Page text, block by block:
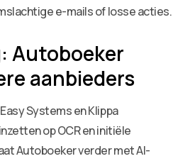
e-mails of losse acties.
Autoboeker
aanbieders
Systems en Klippa
op OCR en initiële
Autoboeker verder met AI-